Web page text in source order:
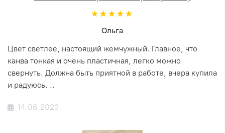
Ольга
Цвет светлее, настоящий жемчужный. Главное, что
канва тонкая и очень пластичная, легко можно
свернуть. Должна быть приятной в работе, вчера купила
и радуюсь. ..
14.06.2023